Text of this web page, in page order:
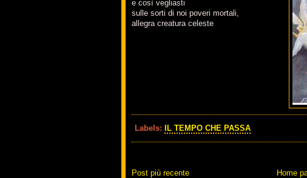
e così vegliasti
sulle sorti di noi poveri mortali,
allegra creatura celeste
Labels: IL TEMPO CHE PASSA
Post più recente Home